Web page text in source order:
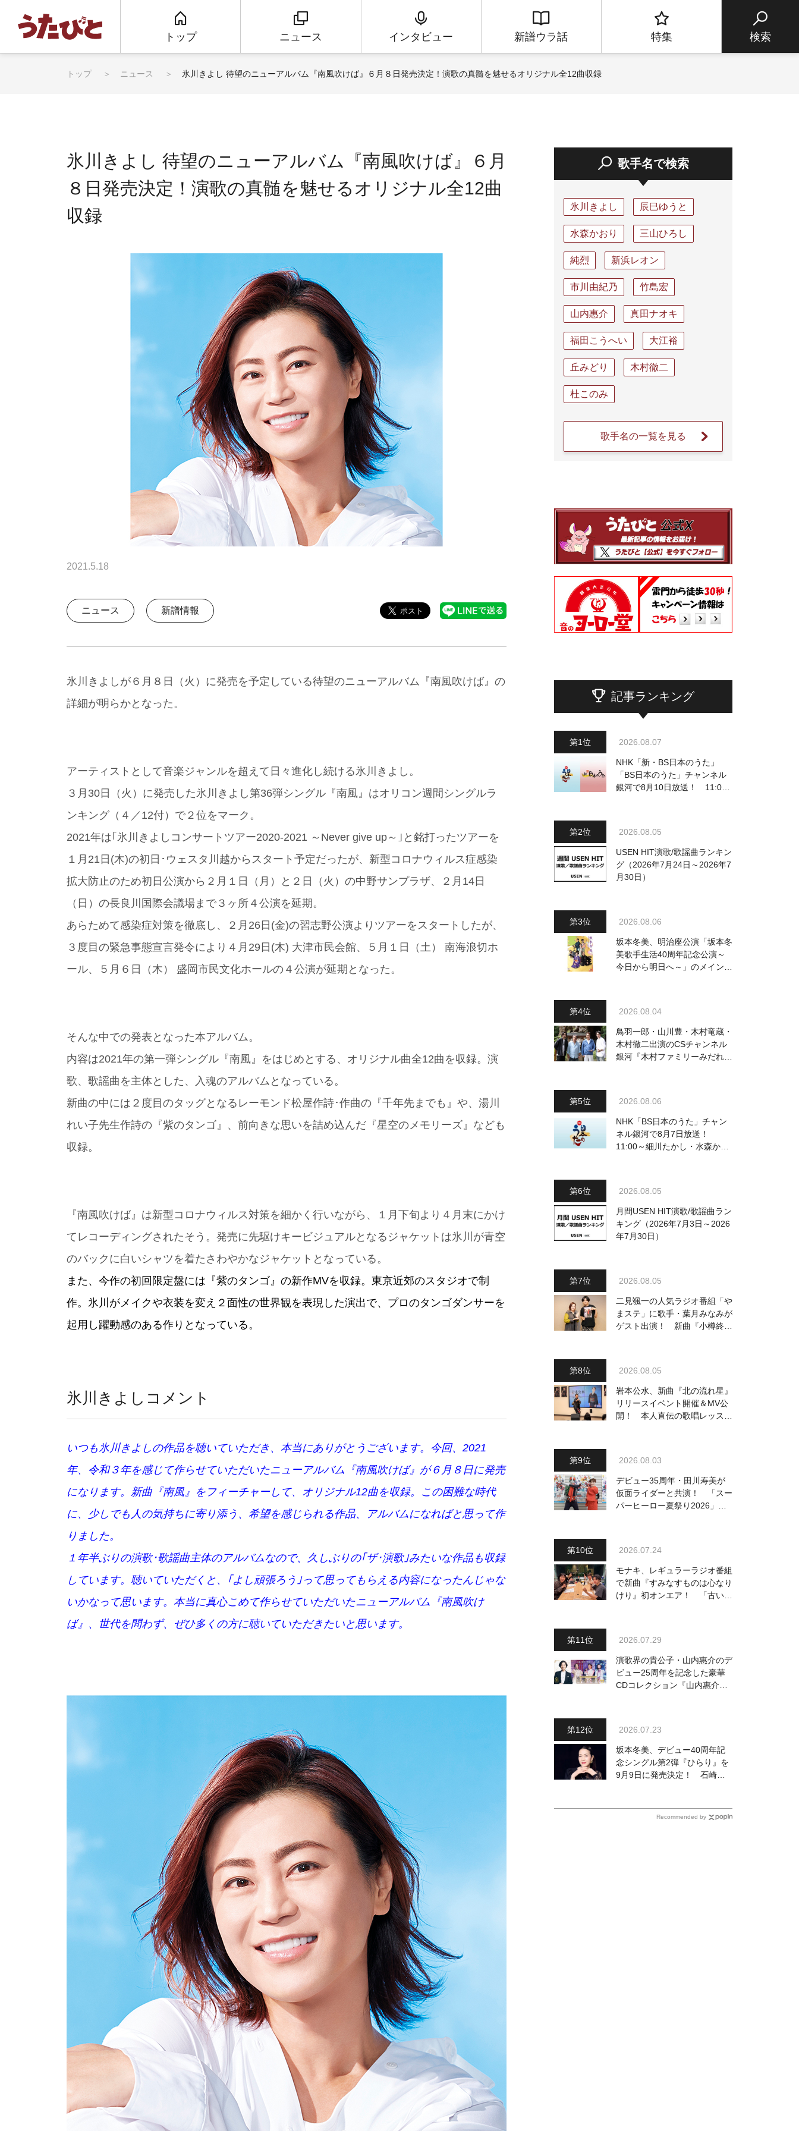
トップ ニュース インタビュー 新譜ウラ話 特集 検索
トップ ニュース 氷川きよし 待望のニューアルバム『南風吹けば』６月８日発売決定！演歌の真髄を魅せるオリジナル全12曲収録
氷川きよし 待望のニューアルバム『南風吹けば』６月
８日発売決定！演歌の真髄を魅せるオリジナル全12曲
収録
2021.5.18
ニュース 新譜情報
氷川きよしが６月８日（火）に発売を予定している待望のニューアルバム『南風吹けば』の
詳細が明らかとなった。
アーティストとして音楽ジャンルを超えて日々進化し続ける氷川きよし。
３月30日（火）に発売した氷川きよし第36弾シングル『南風』はオリコン週間シングルラ
ンキング（４／12付）で２位をマーク。
2021年は｢氷川きよしコンサートツアー2020-2021 ～Never give up～｣と銘打ったツアーを
１月21日(木)の初日･ウェスタ川越からスタート予定だったが、新型コロナウィルス症感染
拡大防止のため初日公演から２月１日（月）と２日（火）の中野サンプラザ、２月14日
（日）の長良川国際会議場まで３ヶ所４公演を延期。
あらためて感染症対策を徹底し、２月26日(金)の習志野公演よりツアーをスタートしたが、
３度目の緊急事態宣言発令により４月29日(木) 大津市民会館、５月１日（土） 南海浪切ホ
ール、５月６日（木） 盛岡市民文化ホールの４公演が延期となった。
そんな中での発表となった本アルバム。
内容は2021年の第一弾シングル『南風』をはじめとする、オリジナル曲全12曲を収録。演
歌、歌謡曲を主体とした、入魂のアルバムとなっている。
新曲の中には２度目のタッグとなるレーモンド松屋作詩･作曲の『千年先までも』や、湯川
れい子先生作詩の『紫のタンゴ』、前向きな思いを詰め込んだ『星空のメモリーズ』なども
収録。
『南風吹けば』は新型コロナウィルス対策を細かく行いながら、１月下旬より４月末にかけ
てレコーディングされたそう。発売に先駆けキービジュアルとなるジャケットは氷川が青空
のバックに白いシャツを着たさわやかなジャケットとなっている。
また、今作の初回限定盤には『紫のタンゴ』の新作MVを収録。東京近郊のスタジオで制
作。氷川がメイクや衣装を変え２面性の世界観を表現した演出で、プロのタンゴダンサーを
起用し躍動感のある作りとなっている。
氷川きよしコメント
いつも氷川きよしの作品を聴いていただき、本当にありがとうございます。今回、2021
年、令和３年を感じて作らせていただいたニューアルバム『南風吹けば』が６月８日に発売
になります。新曲『南風』をフィーチャーして、オリジナル12曲を収録。この困難な時代
に、少しでも人の気持ちに寄り添う、希望を感じられる作品、アルバムになればと思って作
りました。
１年半ぶりの演歌･歌謡曲主体のアルバムなので、久しぶりの｢ザ･演歌｣みたいな作品も収録
しています。聴いていただくと、｢よし頑張ろう｣って思ってもらえる内容になったんじゃな
いかなって思います。本当に真心こめて作らせていただいたニューアルバム『南風吹け
ば』、世代を問わず、ぜひ多くの方に聴いていただきたいと思います。
歌手名で検索
氷川きよし 辰巳ゆうと
水森かおり 三山ひろし
純烈 新浜レオン
市川由紀乃 竹島宏
山内惠介 真田ナオキ
福田こうへい 大江裕
丘みどり 木村徹二
杜このみ
歌手名の一覧を見る
記事ランキング
2026.08.07
NHK「新・BS日本のうた」
「BS日本のうた」チャンネル
銀河で8月10日放送！ 11:00
出演者・曲目情報
2026.08.05
USEN HIT演歌/歌謡曲ランキン
グ（2026年7月24日～2026年7
月30日）
2026.08.06
坂本冬美、明治座公演「坂本冬
美歌手生活40周年記念公演～
今日から明日へ～」のメインビ
2026.08.04
鳥羽一郎・山川豊・木村竜蔵・
木村徹二出演のCSチャンネル
銀河『木村ファミリーみだれ旅
2026.08.06
NHK「BS日本のうた」チャン
ネル銀河で8月7日放送！
11:00～細川たかし・水森かお
2026.08.05
月間USEN HIT演歌/歌謡曲ラン
キング（2026年7月3日～2026
年7月30日）
2026.08.05
二見颯一の人気ラジオ番組「や
まステ」に歌手・葉月みなみが
ゲスト出演！ 新曲『小樽終着
2026.08.05
岩本公水、新曲『北の流れ星』
リリースイベント開催＆MV公
開！ 本人直伝の歌唱レッスン
2026.08.03
デビュー35周年・田川寿美が
仮面ライダーと共演！ 「スー
パーヒーロー夏祭り2026」で
2026.07.24
モナキ、レギュラーラジオ番組
で新曲『すみなすものは心なり
けり』初オンエア！ 「古い言
2026.07.29
演歌界の貴公子・山内惠介のデ
ビュー25周年を記念した豪華
CDコレクション『山内惠介の
164曲収録
2026.07.23
坂本冬美、デビュー40周年記
念シングル第2弾『ひらり』を
9月9日に発売決定！ 石崎ひ
Recommended by